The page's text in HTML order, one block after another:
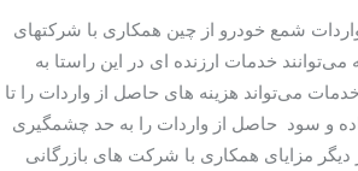
شمع خودرو از چین همکاری با شرکتهای
خدمات ارزنده ای در این راستا به
خدمات می‌تواند هزینه های حاصل از واردات را تا
و سود حاصل از واردات را به حد چشمگیری
دیگر مزایای همکاری با شرکت های بازرگانی